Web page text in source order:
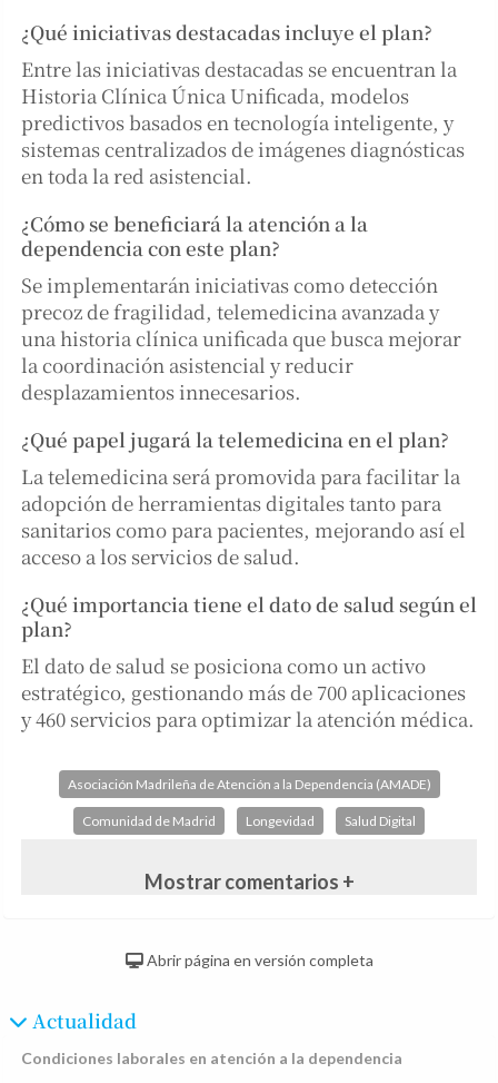
¿Qué iniciativas destacadas incluye el plan?
Entre las iniciativas destacadas se encuentran la
Historia Clínica Única Unificada, modelos
predictivos basados en tecnología inteligente, y
sistemas centralizados de imágenes diagnósticas
en toda la red asistencial.
¿Cómo se beneficiará la atención a la
dependencia con este plan?
Se implementarán iniciativas como detección
precoz de fragilidad, telemedicina avanzada y
una historia clínica unificada que busca mejorar
la coordinación asistencial y reducir
desplazamientos innecesarios.
¿Qué papel jugará la telemedicina en el plan?
La telemedicina será promovida para facilitar la
adopción de herramientas digitales tanto para
sanitarios como para pacientes, mejorando así el
acceso a los servicios de salud.
¿Qué importancia tiene el dato de salud según el
plan?
El dato de salud se posiciona como un activo
estratégico, gestionando más de 700 aplicaciones
y 460 servicios para optimizar la atención médica.
Asociación Madrileña de Atención a la Dependencia (AMADE)
Comunidad de Madrid Longevidad Salud Digital
Mostrar comentarios +
Abrir página en versión completa
Actualidad
Condiciones laborales en atención a la dependencia